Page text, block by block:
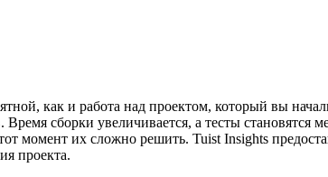
как и работа над проектом, который вы
Время сборки увеличивается, а тесты
момент их сложно решить. Tuist Insights
проекта.